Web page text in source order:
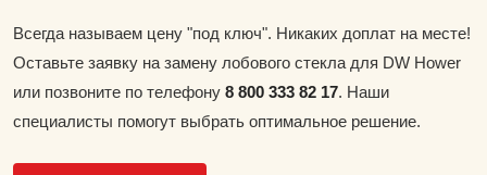
Всегда называем цену "под ключ". Никаких доплат на месте!
Оставьте заявку на замену лобового стекла для DW Hower
или позвоните по телефону 8 800 333 82 17. Наши
специалисты помогут выбрать оптимальное решение.